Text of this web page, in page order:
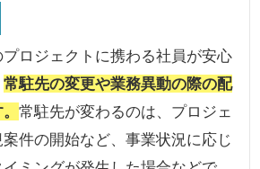
ロジェクトに携わる社員が安心
常駐先の変更や業務異動の際の配
。常駐先が変わるのは、プロジェ
件の開始など、事業状況に応じ